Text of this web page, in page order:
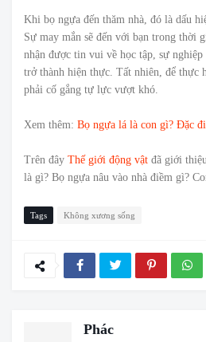
Khi bọ ngựa đến thăm nhà, đó là dấu
Sự may mắn sẽ đến với bạn trong thời
nhận được tin vui về học tập, sự nghiệp
trở thành hiện thực. Tất nhiên, để thực
phải cố gắng tự lực vượt khó.
Xem thêm: Bọ ngựa lá là con gì? Đặc
Trên đây Thế giới động vật đã giới
là gì? Bọ ngựa nâu vào nhà điềm gì?
Tags Không xương sống
Phác